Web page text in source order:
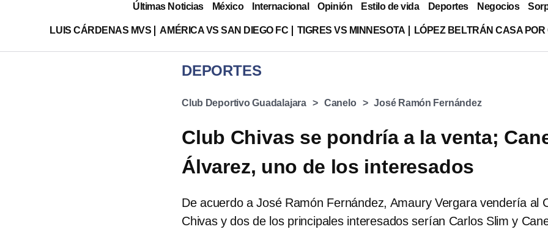
Últimas Noticias México Internacional Opinión Estilo de vida Deportes Negocios
LUIS CÁRDENAS MVS AMÉRICA VS SAN DIEGO FC TIGRES VS MINNESOTA LÓPEZ BELTRÁN CASA POR
DEPORTES
Club Deportivo Guadalajara Canelo José Ramón Fernández
Club Chivas se pondría a la venta;
Álvarez, uno de los interesados
De acuerdo a José Ramón Fernández, Amaury Vergara vendería al
Chivas y dos de los principales interesados serían Carlos Slim y